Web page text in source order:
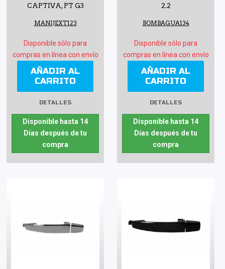
CAPTIVA, PT G3
MANIJEXT123
Disponible sólo para
compras en línea con envío
AÑADIR AL
CARRITO
DETALLES
Disponible hasta 14
Días después de tu
compra
2.2
BOMBAGUA134
Disponible sólo para
compras en línea con envío
AÑADIR AL
CARRITO
DETALLES
Disponible hasta 14
Días después de tu
compra